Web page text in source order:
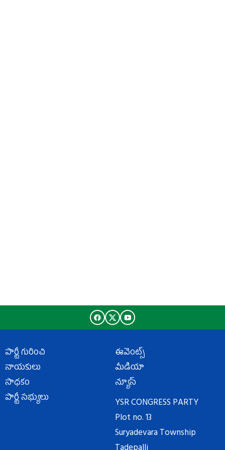
పార్టీ గురించి
నాయకులు
సాధకం
పార్టీ సభ్యులు
ఈవెంట్స్
మీడియా
న్యూస్
YSR CONGRESS PARTY
Plot no. 13
Suryadevara Township